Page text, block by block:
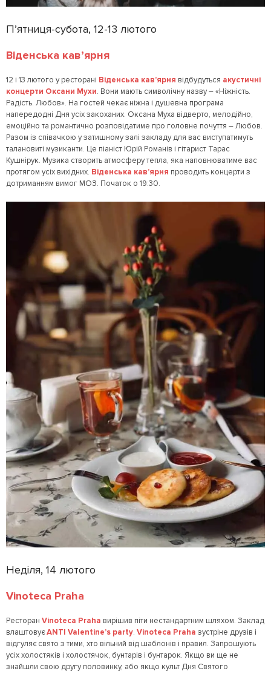
П’ятниця-субота, 12-13 лютого
Віденська кав’ярня
12 і 13 лютого у ресторані Віденська кав’ярня відбудуться акустичні
концерти Оксани Мухи. Вони мають символічну назву – «Ніжність.
Радість. Любов». На гостей чекає ніжна і душевна програма
напередодні Дня усіх закоханих. Оксана Муха відверто, мелодійно,
емоційно та романтично розповідатиме про головне почуття – Любов.
Разом із співачкою у затишному залі закладу для вас виступатимуть
талановиті музиканти. Це піаніст Юрій Романів і гітарист Тарас
Кушнірук. Музика створить атмосферу тепла, яка наповнюватиме вас
протягом усіх вихідних. Віденська кав’ярня проводить концерти з
дотриманням вимог МОЗ. Початок о 19:30.
Неділя, 14 лютого
Vinoteca Praha
Ресторан Vinoteca Praha вирішив піти нестандартним шляхом. Заклад
влаштовуєANTI Valentine’s party. Vinoteca Praha зустріне друзів і
відгуляє свято з тими, хто вільний від шаблонів і правил. Запрошують
усіх холостяків і холостячок, бунтарів і бунтарок. Якщо ви ще не
знайшли свою другу половинку, або якщо культ Дня Святого